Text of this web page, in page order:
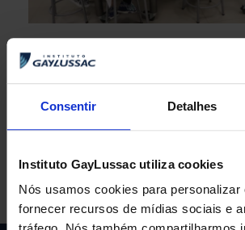
Consentir Detalhes
Instituto GayLussac utiliza cookies
Nós usamos cookies para personalizar
fornecer recursos de mídias sociais e
Cartilha de Educação e Segurança no trânsito